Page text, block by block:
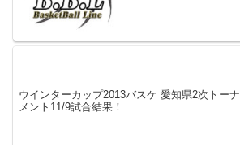
ウインターカップ2013バスケ 愛知県2次トーナ
メント11/9試合結果！